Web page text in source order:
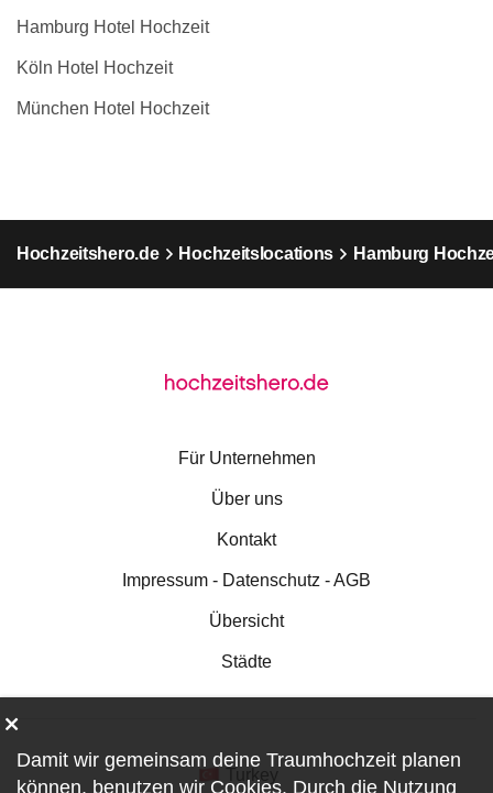
Hamburg Hotel Hochzeit
Köln Hotel Hochzeit
München Hotel Hochzeit
Hochzeitshero.de Hochzeitslocations Hamburg
Für Unternehmen
Über uns
Kontakt
Impressum - Datenschutz - AGB
Übersicht
Städte
Damit wir gemeinsam deine Traumhochzeit planen
können, benutzen wir Cookies. Durch die Nutzung